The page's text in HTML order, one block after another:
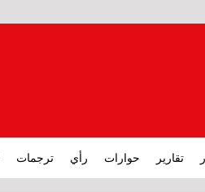
تقارير حوارات رأي ترجمات